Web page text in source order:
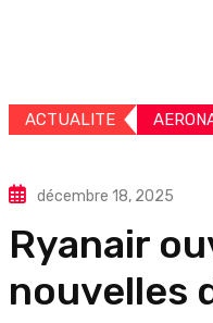
ACTUALITE
décembre 18, 2025
Ryanair
nouvelles